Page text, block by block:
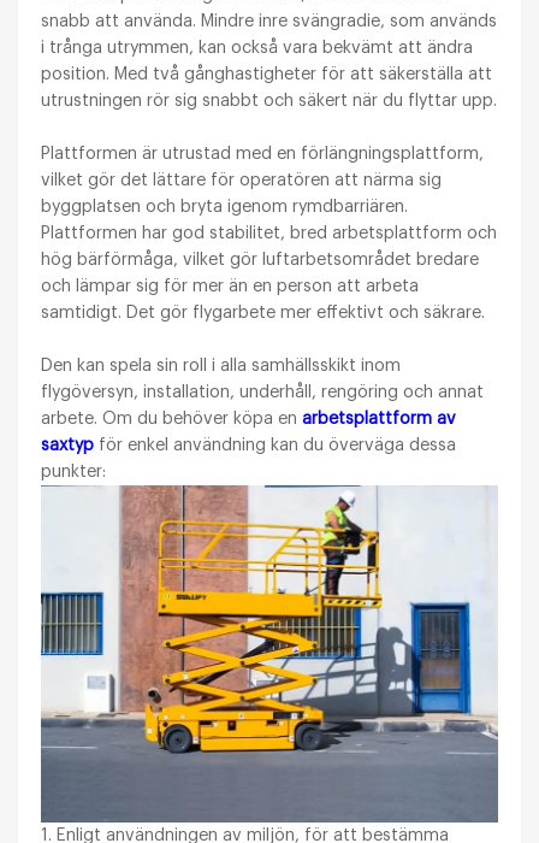
snabb att använda. Mindre inre svängradie, som används
i trånga utrymmen, kan också vara bekvämt att ändra
position. Med två gånghastigheter för att säkerställa att
utrustningen rör sig snabbt och säkert när du flyttar upp.
Plattformen är utrustad med en förlängningsplattform,
vilket gör det lättare för operatören att närma sig
byggplatsen och bryta igenom rymdbarriären.
Plattformen har god stabilitet, bred arbetsplattform och
hög bärförmåga, vilket gör luftarbetsområdet bredare
och lämpar sig för mer än en person att arbeta
samtidigt. Det gör flygarbete mer effektivt och säkrare.
Den kan spela sin roll i alla samhällsskikt inom
flygöversyn, installation, underhåll, rengöring och annat
arbete. Om du behöver köpa enarbetsplattform av
saxtyp för enkel användning kan du överväga dessa
punkter:
1. Enligt användningen av miljön, för att bestämma